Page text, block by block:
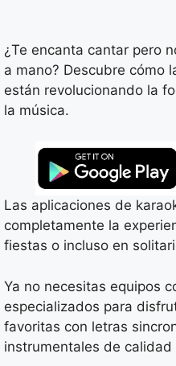
¿Te encanta cantar pero
a mano? Descubre cómo
están revolucionando la
la música.
Las aplicaciones de
completamente la
fiestas o incluso en
Ya no necesitas equipos
especializados para
favoritas con letras
instrumentales de calidad